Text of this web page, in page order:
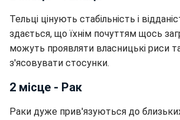
Тельці цінують стабільність і
здається, що їхнім почуттям щось
можуть проявляти власницькі риси
з'ясовувати стосунки.
2 місце - Рак
Раки дуже прив'язуються до